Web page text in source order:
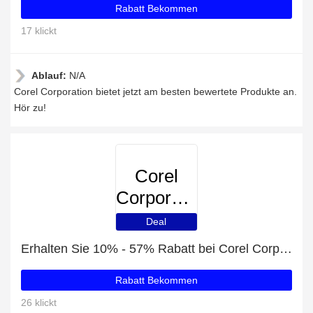
Rabatt Bekommen
17 klickt
Ablauf: N/A
Corel Corporation bietet jetzt am besten bewertete Produkte an.
Hör zu!
Corel
Corporation
Deal
Erhalten Sie 10% - 57% Rabatt bei Corel Corporation
Rabatt Bekommen
26 klickt